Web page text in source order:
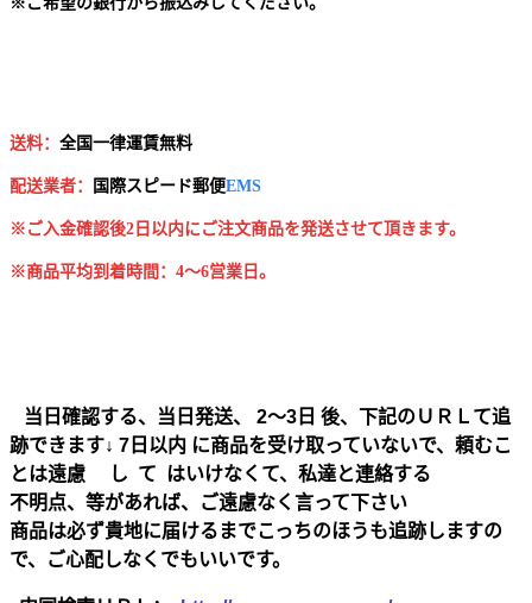
送料： 全国一律運賃無料
配送業者： 国 際スピード郵便EMS
※ご入金確認後2日以内にご注文商品を発送させて頂きます。
※商品平均到着時間：4～6営業日。
当日確認する、当日発送、 2～3日 後、下記のＵＲＬて追
跡できます↓ 7日以内 に商品を受け取っていないで、頼むこ
とは遠慮 し て はいけなくて、私達と連絡する
不明点、等があれば、ご遠慮なく言って下さい
商品は必ず貴地に届けるまでこっちのほうも追跡しますの
で、ご心配しなくでもいいです。